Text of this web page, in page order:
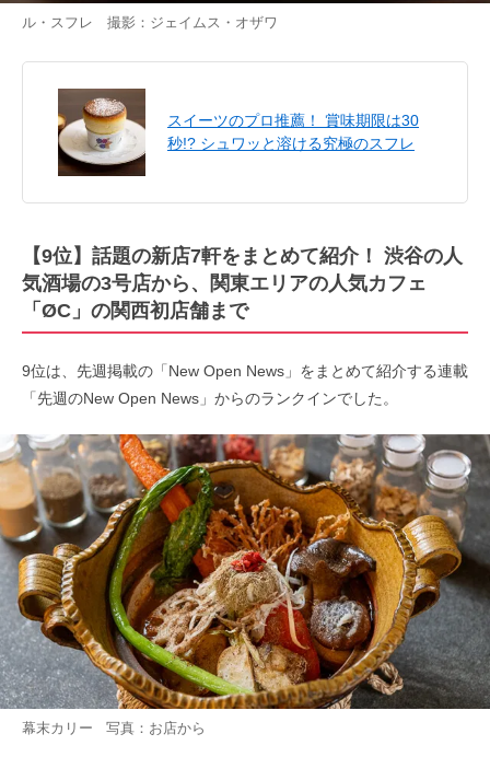
ル・スフレ 撮影：ジェイムス・オザワ
スイーツのプロ推薦！ 賞味期限は30
秒!? シュワッと溶ける究極のスフレ
【9位】話題の新店7軒をまとめて紹介！ 渋谷の人
気酒場の3号店から、関東エリアの人気カフェ
「ØC」の関西初店舗まで
9位は、先週掲載の「New Open News」をまとめて紹介する連載
「先週のNew Open News」からのランクインでした。
幕末カリー 写真：お店から